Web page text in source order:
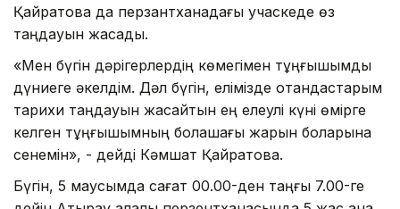
Қайратова да перзантханадағы учаскеде өз
таңдауын жасады.
«Мен бүгін дәрігерлердің көмегімен тұңғышымды
дүниеге әкелдім. Дәл бүгін, елімізде отандастарым
тарихи таңдауын жасайтын ең елеулі күні өмірге
келген тұңғышымның болашағы жарқын боларына
сенемін», - дейді Кәмшат Қайратова.
Бүгін, 5 маусымда сағат 00.00-ден таңғы 7.00-ге